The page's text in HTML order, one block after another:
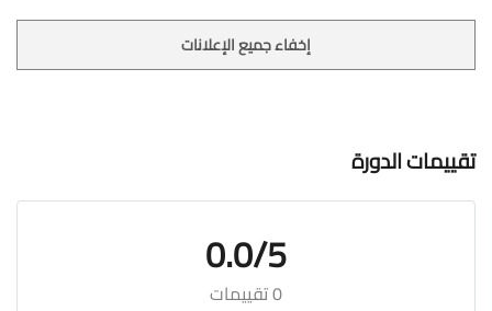
إخفاء جميع الإعلانات
تقييمات الدورة
0.0/5
0 تقييمات